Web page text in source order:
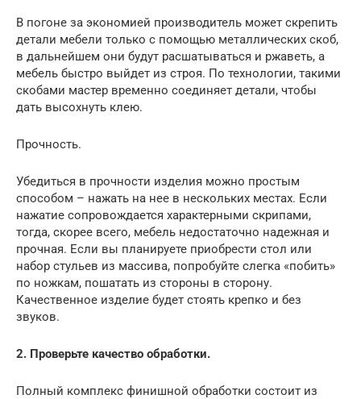
В погоне за экономией производитель может скрепить
детали мебели только с помощью металлических скоб,
в дальнейшем они будут расшатываться и ржаветь, а
мебель быстро выйдет из строя. По технологии, такими
скобами мастер временно соединяет детали, чтобы
дать высохнуть клею.
Прочность.
Убедиться в прочности изделия можно простым
способом – нажать на нее в нескольких местах. Если
нажатие сопровождается характерными скрипами,
тогда, скорее всего, мебель недостаточно надежная и
прочная. Если вы планируете приобрести стол или
набор стульев из массива, попробуйте слегка «побить»
по ножкам, пошатать из стороны в сторону.
Качественное изделие будет стоять крепко и без
звуков.
2. Проверьте качество обработки.
Полный комплекс финишной обработки состоит из